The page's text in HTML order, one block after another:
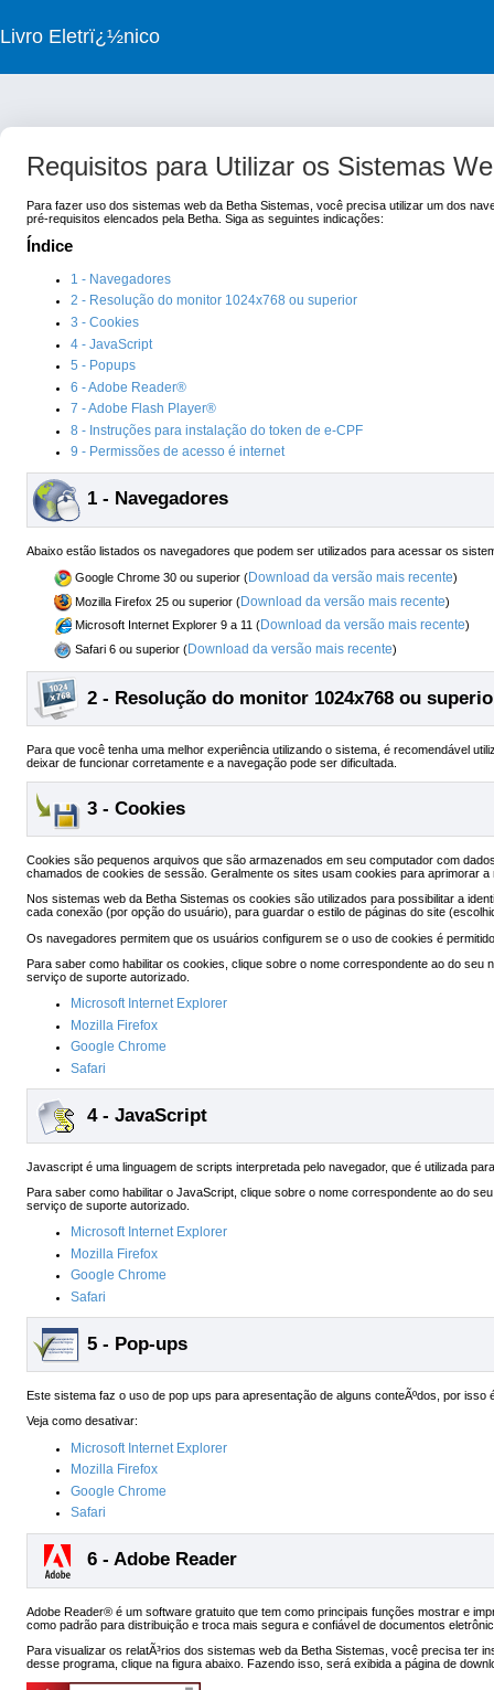
Livro Eletrï¿½nico
Requisitos para Utilizar os Sistemas
Para fazer uso dos sistemas web da Betha Sistemas, você precisa utilizar um dos
pré-requisitos elencados pela Betha. Siga as seguintes indicações:
Índice
1 - Navegadores
2 - Resolução do monitor 1024x768 ou superior
3 - Cookies
4 - JavaScript
5 - Popups
6 - Adobe Reader®
7 - Adobe Flash Player®
8 - Instruções para instalação do token de e-CPF
9 - Permissões de acesso é internet
1 - Navegadores
Abaixo estão listados os navegadores que podem ser utilizados para acessar os
Google Chrome 30 ou superior (Download da versão mais recente)
Mozilla Firefox 25 ou superior (Download da versão mais recente)
Microsoft Internet Explorer 9 a 11 (Download da versão mais recente)
Safari 6 ou superior (Download da versão mais recente)
2 - Resolução do monitor 1024x768 ou
Para que você tenha uma melhor experiência utilizando o sistema, é recomendável
deixar de funcionar corretamente e a navegação pode ser dificultada.
3 - Cookies
Cookies são pequenos arquivos que são armazenados em seu computador com
chamados de cookies de sessão. Geralmente os sites usam cookies para aprimorar
Nos sistemas web da Betha Sistemas os cookies são utilizados para possibilitar a
cada conexão (por opção do usuário), para guardar o estilo de páginas do site
Os navegadores permitem que os usuários configurem se o uso de cookies é
Para saber como habilitar os cookies, clique sobre o nome correspondente ao do
serviço de suporte autorizado.
Microsoft Internet Explorer
Mozilla Firefox
Google Chrome
Safari
4 - JavaScript
Javascript é uma linguagem de scripts interpretada pelo navegador, que é utilizada
Para saber como habilitar o JavaScript, clique sobre o nome correspondente ao do
serviço de suporte autorizado.
Microsoft Internet Explorer
Mozilla Firefox
Google Chrome
Safari
5 - Pop-ups
Este sistema faz o uso de pop ups para apresentação de alguns conteÃºdos, por
Veja como desativar:
Microsoft Internet Explorer
Mozilla Firefox
Google Chrome
Safari
6 - Adobe Reader
Adobe Reader® é um software gratuito que tem como principais funções mostrar e
como padrão para distribuição e troca mais segura e confiável de documentos
Para visualizar os relatÃ³rios dos sistemas web da Betha Sistemas, você precisa ter
desse programa, clique na figura abaixo. Fazendo isso, será exibida a página de